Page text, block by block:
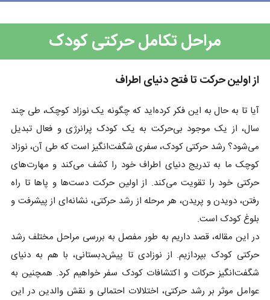
مراحل تکامل حرکتی کودک
از اولین حرکت تا فتح دنیای اطراف
آیا تا به حال به این فکر کرده‌اید که چگونه یک نوزاد کوچک، طی چند
سال، از یک موجود بی‌حرکت به یک کودک پرانرژی و فعال تبدیل
می‌شود؟ رشد حرکتی کودک، سفری شگفت‌انگیز است که طی آن، نوزاد
کوچک ما به تدریج دنیای اطراف خود را کشف می‌کند و مهارت‌های
حرکتی خود را تقویت می‌کند. از اولین حرکت دست‌ها و پاها تا راه
رفتن، دویدن و پریدن، هر مرحله از رشد حرکتی، نشانه‌ای از پیشرفت و
بلوغ کودک است.
در این مقاله، قصد داریم به طور مفصل به بررسی مراحل مختلف رشد
حرکتی کودک بپردازیم. از نوزادی تا پیش‌دبستانی، با هم به دنیای
شگفت‌انگیز حرکات و اکتشافات کودک سفر خواهیم کرد. همچنین به
عوامل موثر بر رشد حرکتی، اختلالات احتمالی و نقش والدین در این